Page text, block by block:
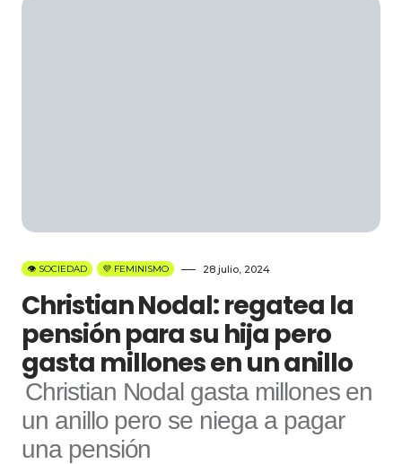
👁️ SOCIEDAD 💜 FEMINISMO 28 julio, 2024
Christian Nodal: regatea la
pensión para su hija pero
gasta millones en un anillo
Christian Nodal gasta millones en
un anillo pero se niega a pagar
una pensión